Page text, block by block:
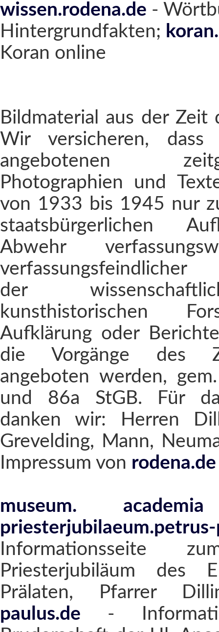
wissen.rodena.de -
Hintergrundfakten;
Koran online
Bildmaterial aus der Zeit
Wir versicheren,
angebotenen
Photographien und
von 1933 bis 1945 nur
staatsbürgerlichen
Abwehr
verfassungsfeindlicher
der
kunsthistorischen
Aufklärung oder
die Vorgänge des
angeboten werden,
und 86a StGB. Für
danken wir: Herren
Grevelding, Mann,
Impressum von rodena.de
museum.
priesterjubilaeum.petrus-
Informationsseite
Priesterjubiläum des
Prälaten, Pfarrer
paulus.de -